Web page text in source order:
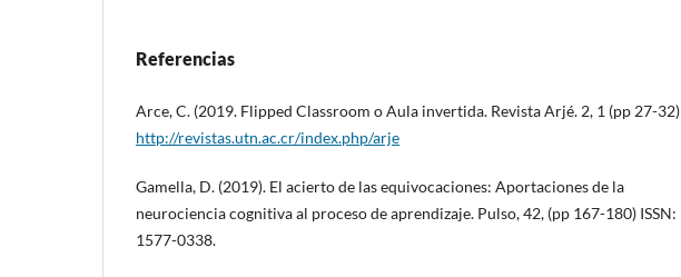
Referencias
Arce, C. (2019. Flipped Classroom o Aula invertida. Revista Arjé. 2, 1 (pp 27-32)
http://revistas.utn.ac.cr/index.php/arje
Gamella, D. (2019). El acierto de las equivocaciones: Aportaciones de la
neurociencia cognitiva al proceso de aprendizaje. Pulso, 42, (pp 167-180) ISSN:
1577-0338.